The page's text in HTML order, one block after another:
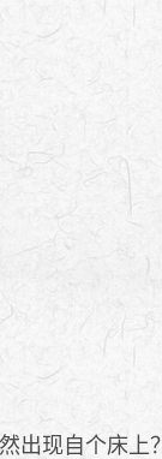
出现自个床上？